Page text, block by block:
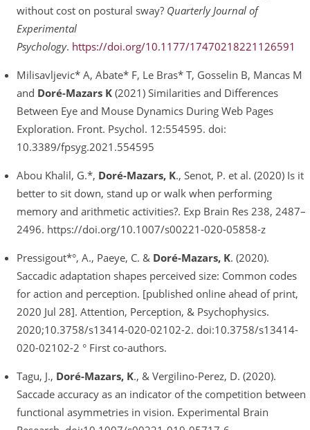
without cost on postural sway? Quarterly Journal of
Experimental
Psychology. https://doi.org/10.1177/17470218221126591
Milisavljevic* A, Abate* F, Le Bras* T, Gosselin B, Mancas M
and Doré-Mazars K(2021) Similarities and Differences
Between Eye and Mouse Dynamics During Web Pages
Exploration. Front. Psychol. 12:554595. doi:
10.3389/fpsyg.2021.554595
Abou Khalil, G.*, Doré-Mazars, K., Senot, P. et al. (2020) Is it
better to sit down, stand up or walk when performing
memory and arithmetic activities?. Exp Brain Res 238, 2487–
2496. https://doi.org/10.1007/s00221-020-05858-z
Pressigout*°, A., Paeye, C. & Doré-Mazars, K. (2020).
Saccadic adaptation shapes perceived size: Common codes
for action and perception. [published online ahead of print,
2020 Jul 28]. Attention, Perception, & Psychophysics.
2020;10.3758/s13414-020-02102-2. doi:10.3758/s13414-
020-02102-2 ° First co-authors.
Tagu, J., Doré-Mazars, K., & Vergilino-Perez, D. (2020).
Saccade accuracy as an indicator of the competition between
functional asymmetries in vision. Experimental Brain